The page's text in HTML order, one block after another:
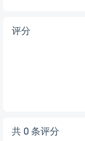
评分
共 0 条评分